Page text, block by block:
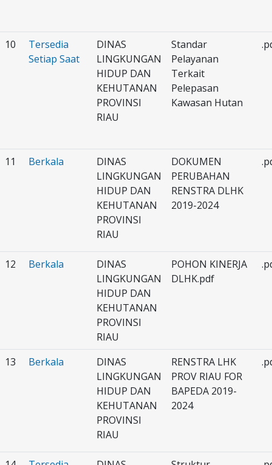
10
Tersedia
Setiap Saat
DINAS
LINGKUNGAN
HIDUP DAN
KEHUTANAN
PROVINSI
RIAU
Standar
Pelayanan
Terkait
Pelepasan
Kawasan Hutan
11 Berkala
DINAS
LINGKUNGAN
HIDUP DAN
KEHUTANAN
PROVINSI
RIAU
DOKUMEN
PERUBAHAN
RENSTRA DLHK
2019-2024
12 Berkala
DINAS
LINGKUNGAN
HIDUP DAN
KEHUTANAN
PROVINSI
RIAU
POHON KINERJA
DLHK.pdf
13 Berkala
DINAS
LINGKUNGAN
HIDUP DAN
KEHUTANAN
PROVINSI
RIAU
RENSTRA LHK
PROV RIAU FOR
BAPEDA 2019-
2024